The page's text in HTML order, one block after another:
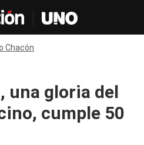
Chacón
una gloria del
cumple 50